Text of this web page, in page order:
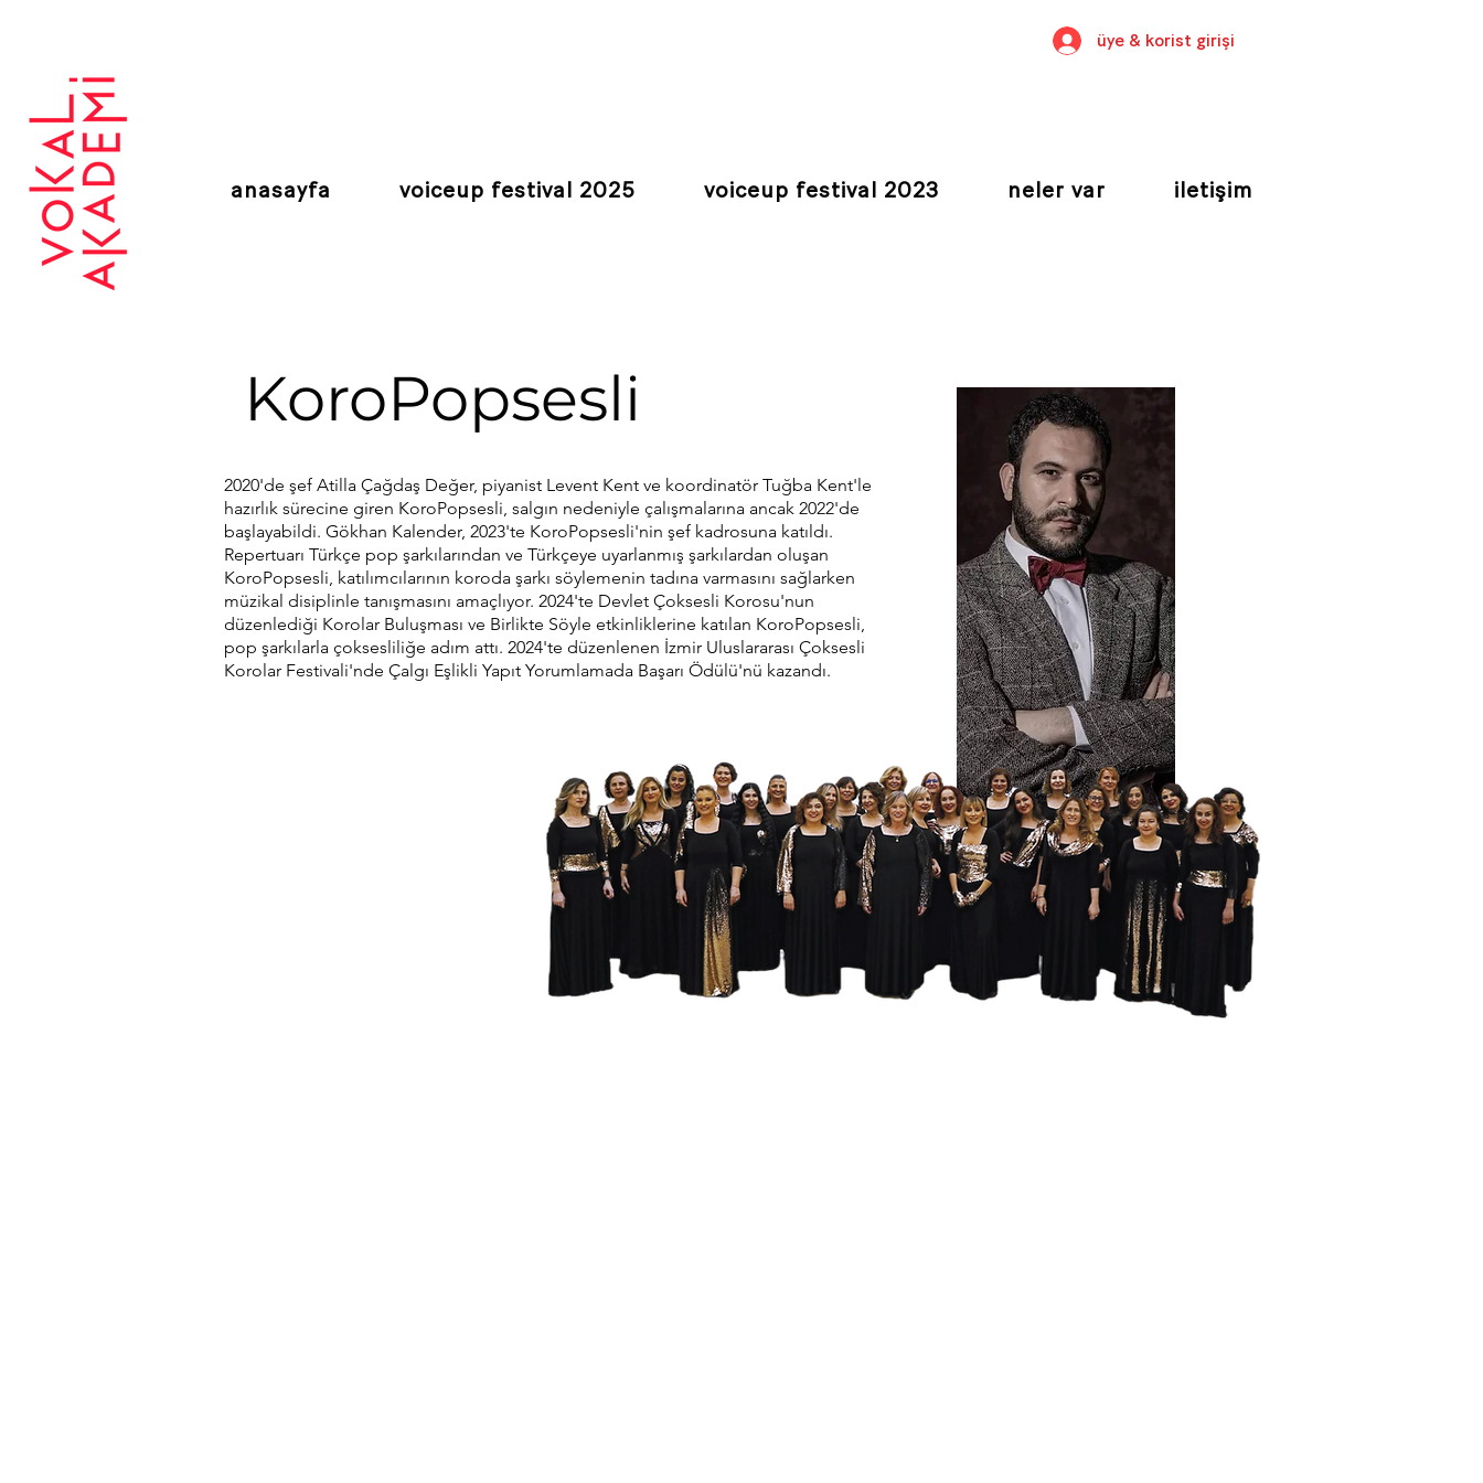
üye & korist girişi
KoroPopsesli
2020'de şef Atilla Çağdaş Değer, piyanist Levent Kent ve koordinatör Tuğba Kent'le
hazırlık sürecine giren KoroPopsesli, salgın nedeniyle çalışmalarına ancak 2022'de
başlayabildi. Gökhan Kalender, 2023'te KoroPopsesli'nin şef kadrosuna katıldı.
Repertuarı Türkçe pop şarkılarından ve Türkçeye uyarlanmış şarkılardan oluşan
KoroPopsesli, katılımcılarının koroda şarkı söylemenin tadına varmasını sağlarken
müzikal disiplinle tanışmasını amaçlıyor. 2024'te Devlet Çoksesli Korosu'nun
düzenlediği Korolar Buluşması ve Birlikte Söyle etkinliklerine katılan KoroPopsesli,
pop şarkılarla çoksesliliğe adım attı. 2024'te düzenlenen İzmir Uluslararası Çoksesli
Korolar Festivali'nde Çalgı Eşlikli Yapıt Yorumlamada Başarı Ödülü'nü kazandı.
anasayfa voiceup festival 2025 voiceup festival 2023 neler var iletişim